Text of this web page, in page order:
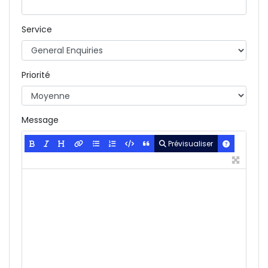
Service
Priorité
Message
Prévisualiser